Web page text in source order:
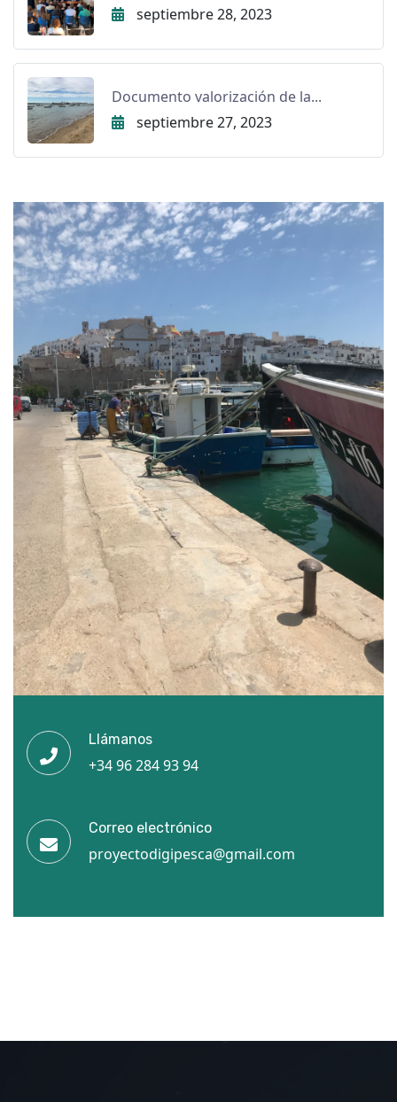
septiembre 28, 2023
Documento valorización de la...
septiembre 27, 2023
Llámanos
+34 96 284 93 94
Correo electrónico
proyectodigipesca@gmail.com